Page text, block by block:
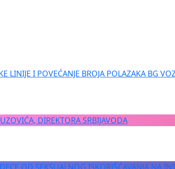
LINIJE I POVEĆANJE BROJA POLAZAKA BG
DIREKTORA SRBIJAVODA
OD SEKSUALNOG ISKORIŠĆAVANJA NA